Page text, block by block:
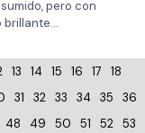
pero con
brillante…
13 14 15 16 17
18
31 32 33 34 35
36
48 49 50 51 52 53